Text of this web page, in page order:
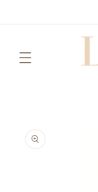
product
information